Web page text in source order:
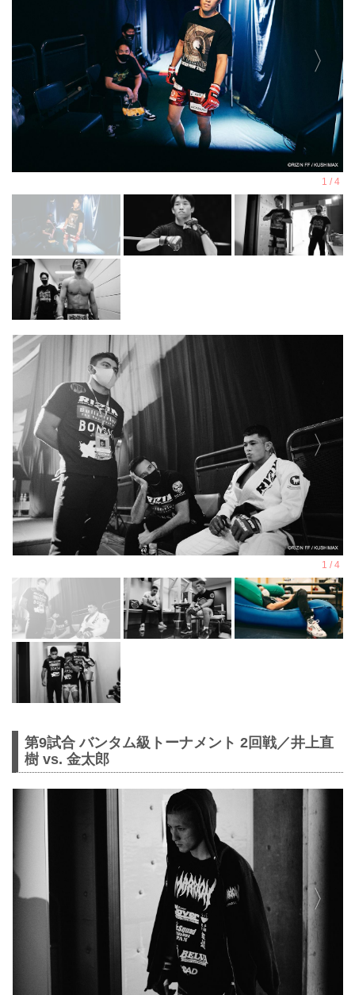
第9試合 バンタム級トーナメント 2回戦／井上直
樹 vs. 金太郎